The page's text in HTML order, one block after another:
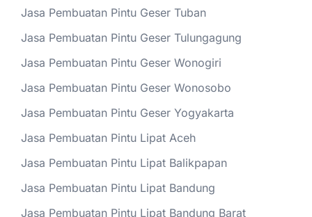
Jasa Pembuatan Pintu Geser Tuban
Jasa Pembuatan Pintu Geser Tulungagung
Jasa Pembuatan Pintu Geser Wonogiri
Jasa Pembuatan Pintu Geser Wonosobo
Jasa Pembuatan Pintu Geser Yogyakarta
Jasa Pembuatan Pintu Lipat Aceh
Jasa Pembuatan Pintu Lipat Balikpapan
Jasa Pembuatan Pintu Lipat Bandung
Jasa Pembuatan Pintu Lipat Bandung Barat